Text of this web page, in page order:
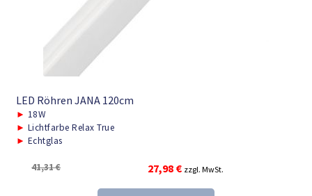
LED Röhren JANA 120cm
► 18W
► Lichtfarbe Relax True
► Echtglas
41,31€
Ursprünglicher
Preis
27,98 €Aktueller
Preis
zzgl. MwSt.